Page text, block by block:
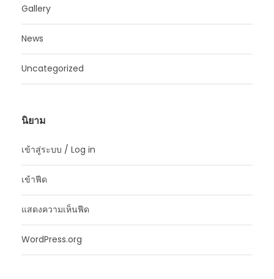
Gallery
News
Uncategorized
นิยาม
เข้าสู่ระบบ / Log in
เข้าฟีด
แสดงความเห็นฟีด
WordPress.org